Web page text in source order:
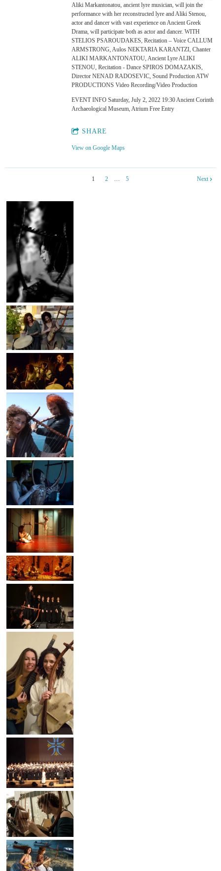
Aliki Markantonatou, ancient lyre musician, will join the
performance with her reconstructed lyre and Aliki Stenou,
actor and dancer with vast experience on Ancient Greek
Drama, will participate both as actor and dancer. WITH
STELIOS PSAROUDAKES, Recitation – Voice CALLUM
ARMSTRONG, Aulos NEKTARIA KARANTZI, Chanter
ALIKI MARKANTONATOU, Ancient Lyre ALIKI
STENOU, Recitation - Dance SPIROS DOMAZAKIS,
Director NENAD RADOSEVIC, Sound Production ATW
PRODUCTIONS Video Recording/Video Production
EVENT INFO Saturday, July 2, 2022 19:30 Ancient Corinth
Archaeological Museum, Atrium Free Entry
SHARE
View on Google Maps
1 2 … 5 Next